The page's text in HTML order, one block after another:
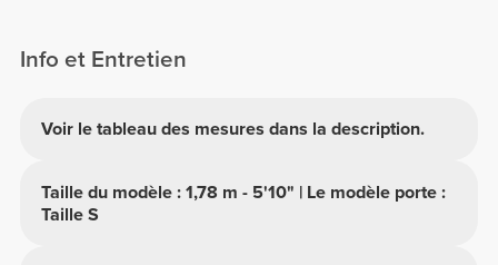
Info et Entretien
Voir le tableau des mesures dans la description.
Taille du modèle : 1,78 m - 5'10" | Le modèle porte :
Taille S